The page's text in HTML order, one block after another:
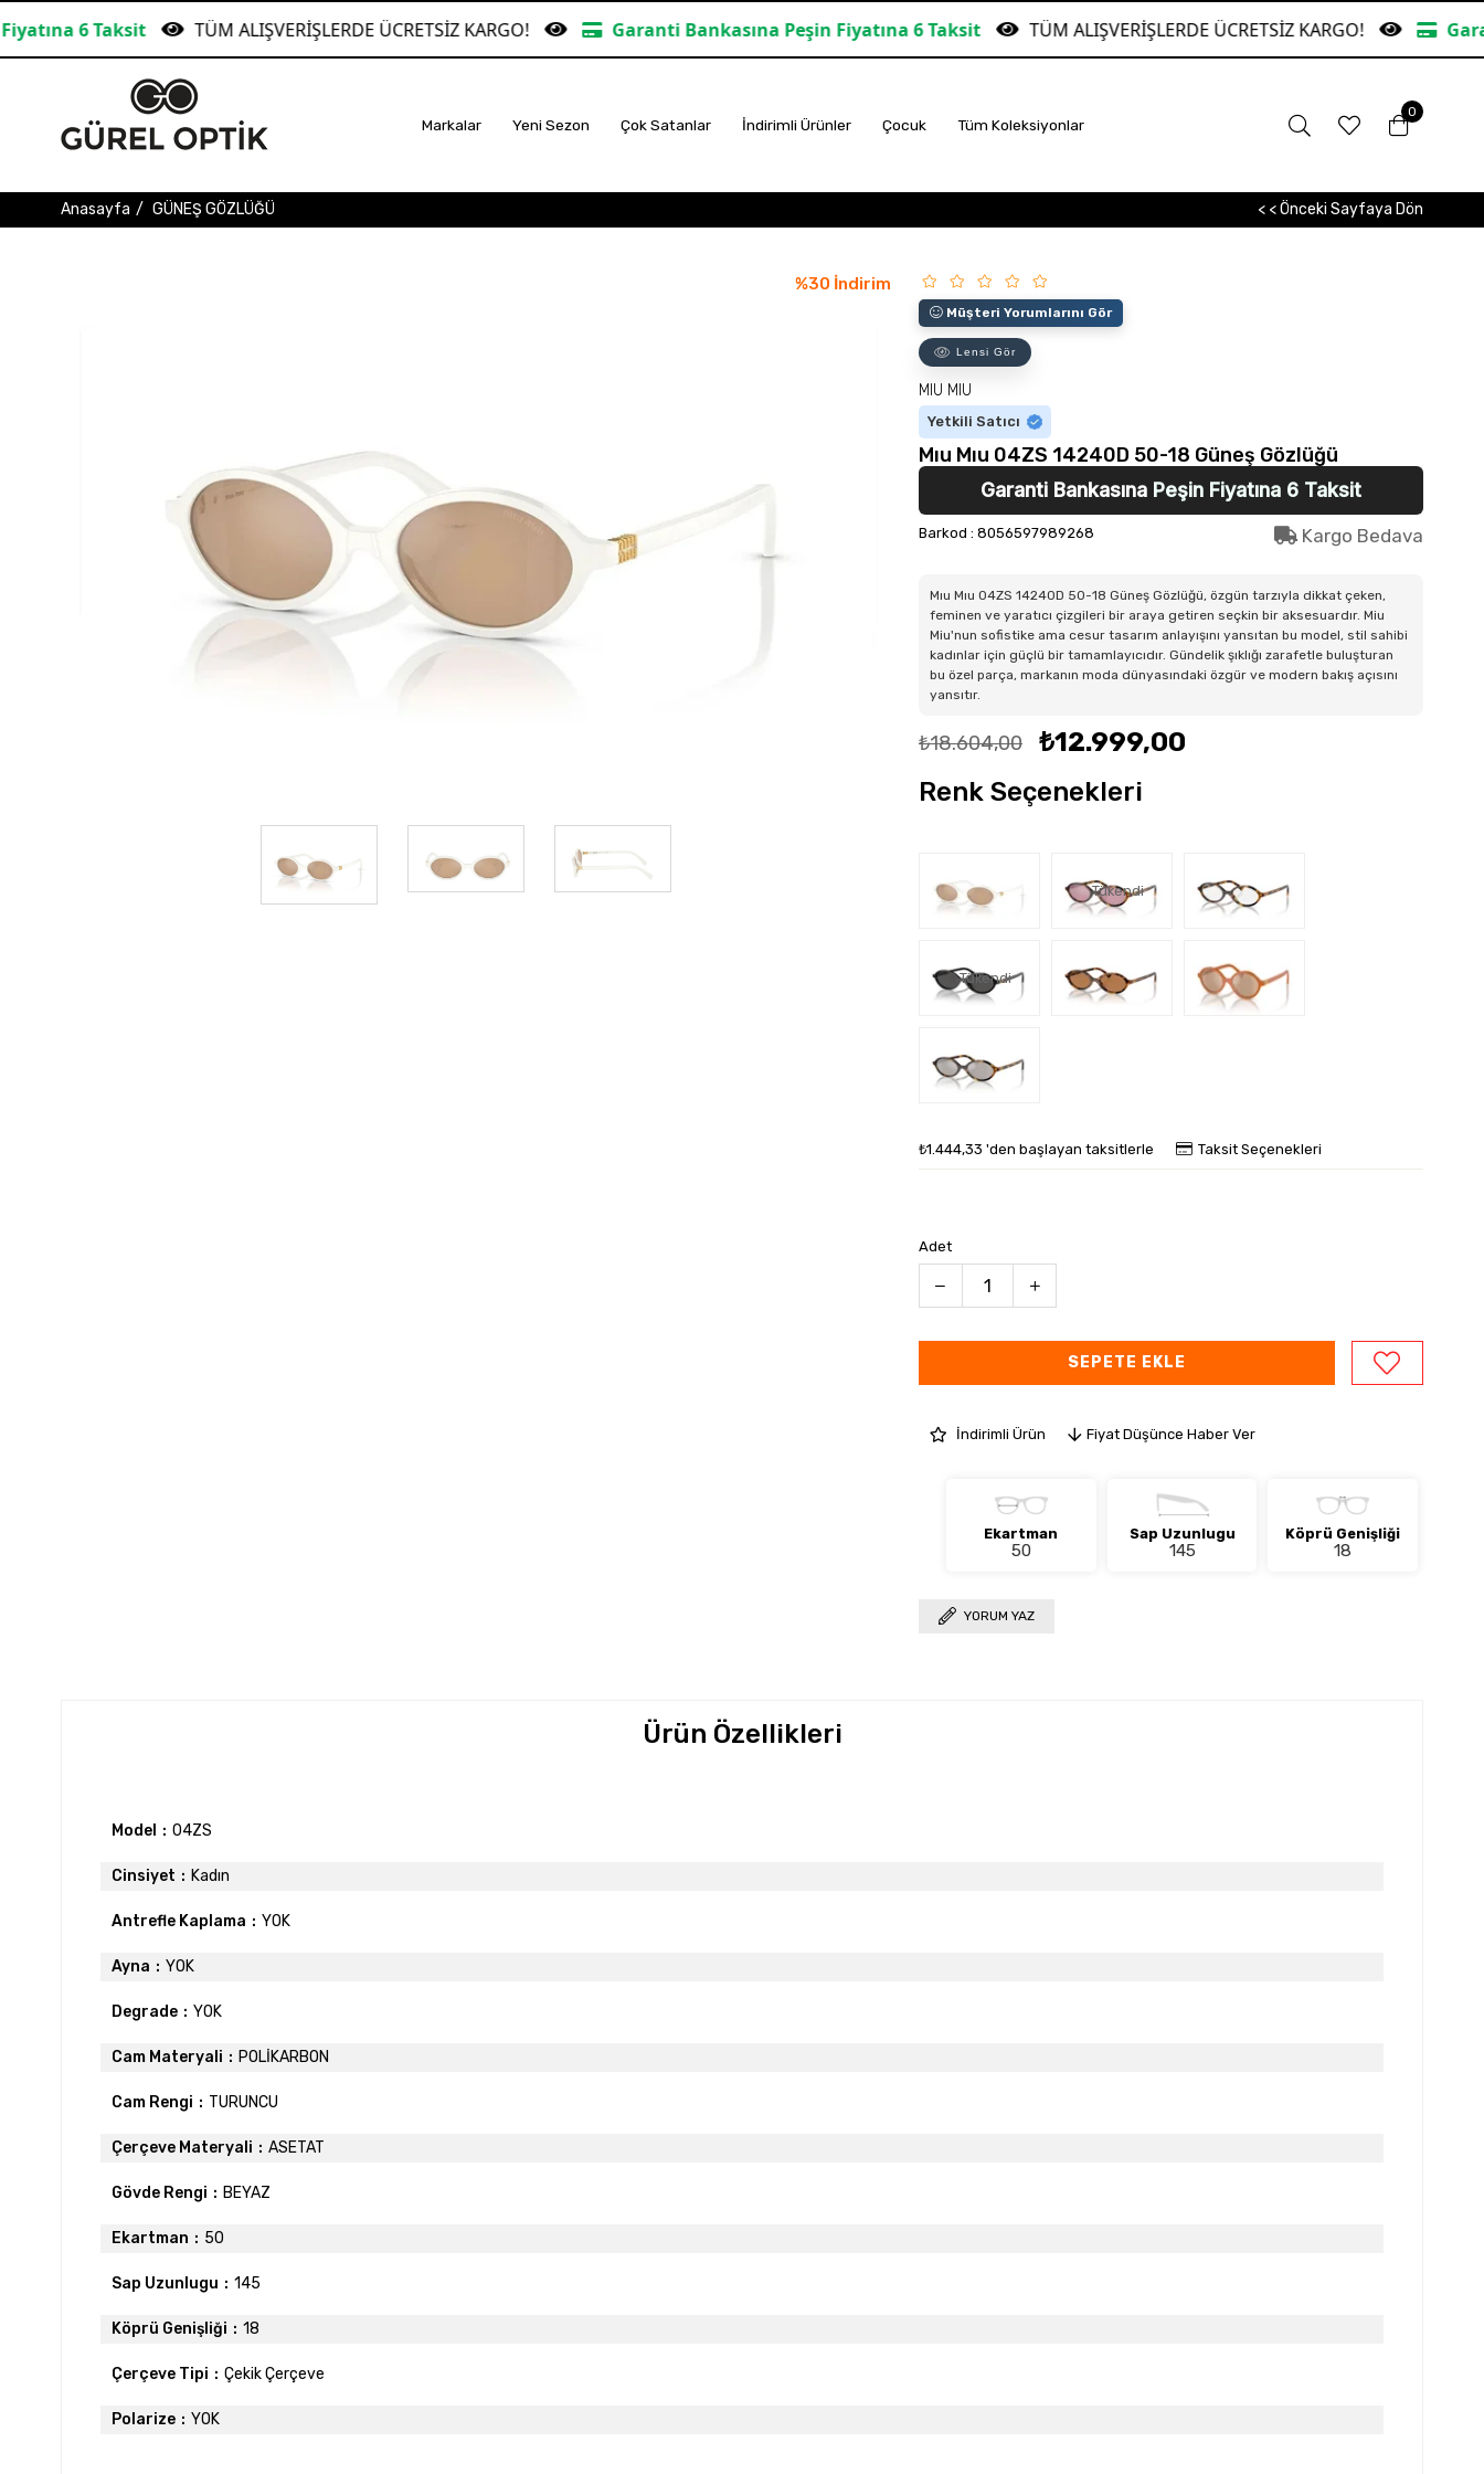
TÜM ALIŞVERİŞLERDE ÜCRETSİZ KARGO! Garanti Bankasına Peşin Fiyatına 6 Taksit TÜM ALIŞVERİŞLERDE ÜCRETSİZ KARGO! Garanti Bankasına
Markalar Yeni Sezon Çok Satanlar İndirimli Ürünler Çocuk Tüm Koleksiyonlar
0
Anasayfa GÜNEŞ GÖZLÜĞÜ < < Önceki Sayfaya Dön
%30 İndirim
Müşteri Yorumlarını Gör
Lensi Gör
MIU MIU
Yetkili Satıcı
Mıu Mıu 04ZS 14240D 50-18 Güneş Gözlüğü
Garanti Bankasına Peşin Fiyatına 6 Taksit
Barkod : 8056597989268 Kargo Bedava
Mıu Mıu 04ZS 14240D 50-18 Güneş Gözlüğü, özgün tarzıyla dikkat çeken,
feminen ve yaratıcı çizgileri bir araya getiren seçkin bir aksesuardır. Miu
Miu'nun sofistike ama cesur tasarım anlayışını yansıtan bu model, stil sahibi
kadınlar için güçlü bir tamamlayıcıdır. Gündelik şıklığı zarafetle buluşturan
bu özel parça, markanın moda dünyasındaki özgür ve modern bakış açısını
yansıtır.
₺18.604,00
₺12.999,00
Renk Seçenekleri
Tükendi
Tükendi
₺1.444,33 'den başlayan taksitlerle Taksit Seçenekleri
Adet
İndirimli Ürün Fiyat Düşünce Haber Ver
Ekartman
50
Sap Uzunlugu
145
Köprü Genişliği
18
YORUM YAZ
Ürün Özellikleri
Model 04ZS
Cinsiyet Kadın
Antrefle Kaplama YOK
Ayna YOK
Degrade YOK
Cam Materyali POLİKARBON
Cam Rengi TURUNCU
Çerçeve Materyali ASETAT
Gövde Rengi BEYAZ
Ekartman 50
Sap Uzunlugu 145
Köprü Genişliği 18
Çerçeve Tipi Çekik Çerçeve
Polarize YOK